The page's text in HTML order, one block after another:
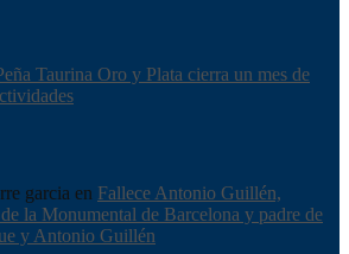
Taurina Oro y Plata cierra un mes de
garcia en Fallece Antonio Guillén,
la Monumental de Barcelona y padre de
y Antonio Guillén